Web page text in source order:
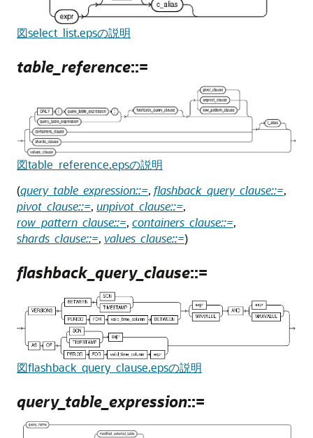
図select_list.epsの説明
table_reference::=
図table_reference.epsの説明
(query_table_expression::=, flashback_query_clause::=,
pivot_clause::=, unpivot_clause::=,
row_pattern_clause::=, containers_clause::=,
shards_clause::=, values_clause::=)
flashback_query_clause::=
図flashback_query_clause.epsの説明
query_table_expression::=